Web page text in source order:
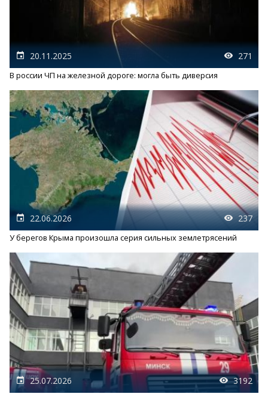
20.11.2025 271
В россии ЧП на железной дороге: могла быть диверсия
22.06.2026 237
У берегов Крыма произошла серия сильных землетрясений
25.07.2026 3192